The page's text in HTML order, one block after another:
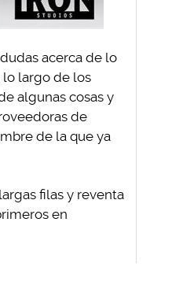
acerca de lo
lo largo de los
algunas cosas y
de
de la que ya
filas y reventa
en